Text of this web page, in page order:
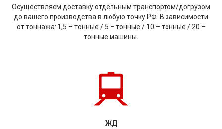
Осуществляем доставку отдельным транспортом/догрузом
до вашего производства в любую точку РФ. В зависимости
от тоннажа: 1,5 – тонные / 5 – тонные / 10 – тонные / 20 –
тонные машины.
ЖД